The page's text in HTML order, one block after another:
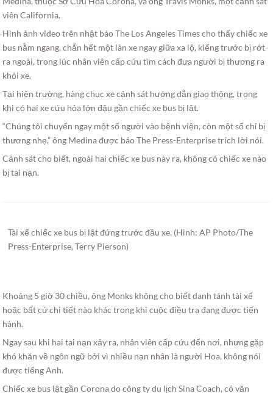
viên California.
Hình ảnh video trên nhật báo The Los Angeles Times cho thấy chiếc xe
bus nằm ngang, chắn hết một làn xe ngay giữa xa lộ, kiếng trước bị rớt
ra ngoài, trong lúc nhân viên cấp cứu tìm cách đưa người bị thương ra
khỏi xe.
Tại hiện trường, hàng chục xe cảnh sát hướng dẫn giao thông, trong
khi có hai xe cứu hỏa lớn đậu gần chiếc xe bus bị lật.
“Chúng tôi chuyển ngay một số người vào bệnh viện, còn một số chỉ bị
thương nhẹ,” ông Medina được báo The Press-Enterprise trích lời nói.
Cảnh sát cho biết, ngoài hai chiếc xe bus này ra, không có chiếc xe nào
bị tai nạn.
Tài xế chiếc xe bus bị lật đứng trước đầu xe. (Hình: AP Photo/The
Press-Enterprise, Terry Pierson)
Khoảng 5 giờ 30 chiều, ông Monks không cho biết danh tánh tài xế
hoặc bất cứ chi tiết nào khác trong khi cuộc điều tra đang được tiến
hành.
Ngay sau khi hai tai nạn xảy ra, nhân viên cấp cứu đến nơi, nhưng gặp
khó khăn về ngôn ngữ bởi vì nhiều nạn nhân là người Hoa, không nói
được tiếng Anh.
Chiếc xe bus lật gần Corona do công ty du lịch Sina Coach, có văn